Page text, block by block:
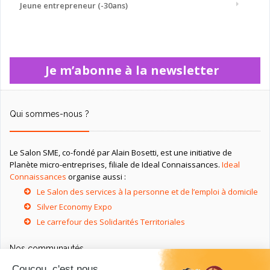
Jeune entrepreneur (-30ans)
Je m’abonne à la newsletter
Qui sommes-nous ?
Le Salon SME, co-fondé par Alain Bosetti, est une initiative de
Planète micro-entreprises, filiale de Ideal Connaissances. Ideal
Connaissances organise aussi :
Le Salon des services à la personne et de l’emploi à domicile
Silver Economy Expo
Le carrefour des Solidarités Territoriales
Nos communautés